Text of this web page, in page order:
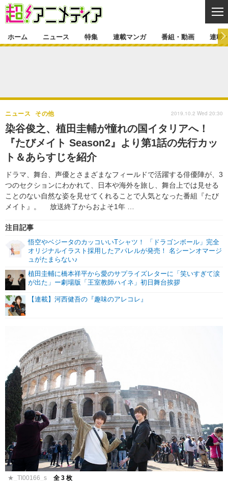
ゲーム・アプリ マンガ
グッズ イベント
声優
舞台 新帝スタ
特集一覧 カバー
ラキりす
連載マンガ
連載マンガ一覧
番組・動画
番組・動画一覧 ラジオ
動画
連載・ブログ
連載・ブログ一覧
編集部ブログ・お知らせ
ホーム ニュース 特集 連載マンガ 番組・動画 連載
染谷俊之、植田圭輔が憧れの国イタリアへ！
『たびメイト Season2』より第1話の先行カッ
ト＆あらすじを紹介
ドラマ、舞台、声優とさまざまなフィールドで活躍する俳優陣が、3
つのセクションにわかれて、日本や海外を旅し、舞台上では見せる
ことのない自然な姿を見せてくれることで人気となった番組『たび
メイト』。 放送終了からおよそ1年 …
ニュース その他
注目記事
悟空やベジータのカッコいいTシャツ！ 「ドラゴンボール」完全
オリジナルイラスト採用したアパレルが発売！ 名シーンオマージ
ュがたまらない♪
植田圭輔に橋本祥平から愛のサプライズレターに「笑いすぎて涙
が出た」ー劇場版「王室教師ハイネ」初日舞台挨拶
【連載】河西健吾の『趣味のアレコレ』
2019.10.2 Wed 20:30
★_TI00166_s 全 3 枚